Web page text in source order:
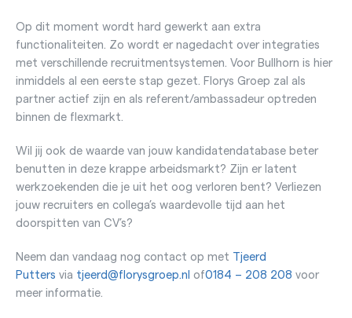
Op dit moment wordt hard gewerkt aan extra
functionaliteiten. Zo wordt er nagedacht over integraties
met verschillende recruitmentsystemen. Voor Bullhorn is hier
inmiddels al een eerste stap gezet. Florys Groep zal als
partner actief zijn en als referent/ambassadeur optreden
binnen de flexmarkt.
Wil jij ook de waarde van jouw kandidatendatabase beter
benutten in deze krappe arbeidsmarkt? Zijn er latent
werkzoekenden die je uit het oog verloren bent? Verliezen
jouw recruiters en collega’s waardevolle tijd aan het
doorspitten van CV’s?
Neem dan vandaag nog contact op met Tjeerd
Putters via tjeerd@florysgroep.nl of0184 – 208 208 voor
meer informatie.